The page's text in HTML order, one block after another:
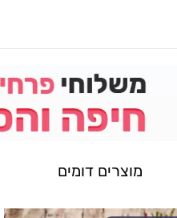
מוצרים דומים